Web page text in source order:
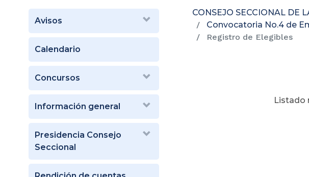
Avisos
Calendario
Concursos
Información general
Presidencia Consejo
Seccional
CONSEJO SECCIONAL DE
Convocatoria No.4 de
Registro de Elegibles
Listado